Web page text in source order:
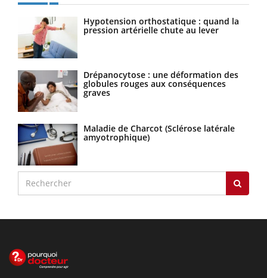
Hypotension orthostatique : quand la
pression artérielle chute au lever
Drépanocytose : une déformation des
globules rouges aux conséquences
graves
Maladie de Charcot (Sclérose latérale
amyotrophique)